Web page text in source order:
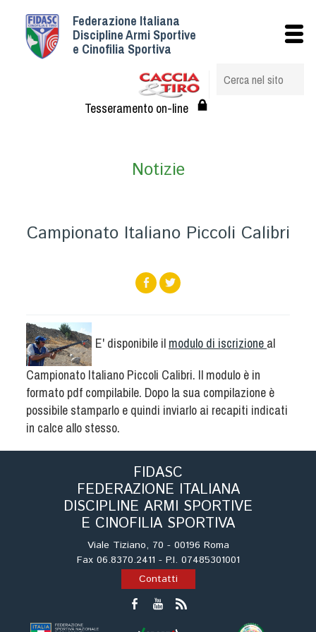
Federazione Italiana
Discipline Armi Sportive
e Cinofilia Sportiva
Tesseramento on-line
Notizie
Campionato Italiano Piccoli Calibri
E' disponibile il modulo di iscrizione al
Campionato Italiano Piccoli Calibri. Il modulo è in
formato pdf compilabile. Dopo la sua compilazione è
possibile stamparlo e quindi inviarlo ai recapiti indicati
in calce allo stesso.
FIDASC
FEDERAZIONE ITALIANA
DISCIPLINE ARMI SPORTIVE
E CINOFILIA SPORTIVA
Viale Tiziano, 70 - 00196 Roma
Fax 06.8370.2411 - P.I. 07485301001
Contatti
Istituzionale
Struttura
Albo Veterinari federali
Statuto e Regolamenti
Assicurazione
Società
Tesserati
Referenti e gruppi di lavoro regionali
Tecnici
Direttori di Gara
Organi di Giustizia - Dispositivi
Modelli e moduli
Albo Atleti Cinofili
Guida Locandine Ufficiali
Tiro di Campagna
English e Training Sporting